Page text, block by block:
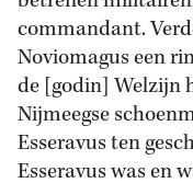
commandant.
Noviomagus een
de [godin] Welzijn
Nijmeegse
Esseravus ten
Esseravus was en